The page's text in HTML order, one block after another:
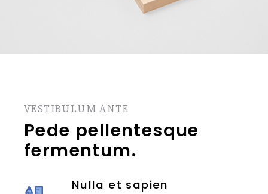
VESTIBULUM ANTE
Pede pellentesque
fermentum.
Nulla et sapien